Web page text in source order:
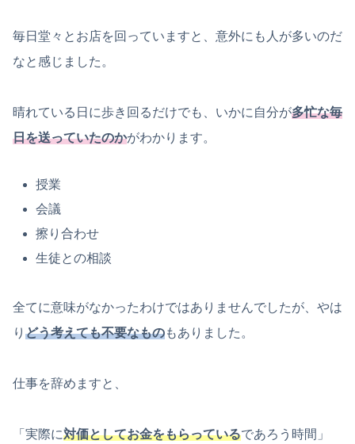
毎日堂々とお店を回っていますと、意外にも人が多いのだ
なと感じました。
晴れている日に歩き回るだけでも、いかに自分が多忙な毎
日を送っていたのかがわかります。
授業
会議
擦り合わせ
生徒との相談
全てに意味がなかったわけではありませんでしたが、やは
り どう考えても不要なものもありました。
仕事を辞めますと、
「実際に対価としてお金をもらっているであろう時間」